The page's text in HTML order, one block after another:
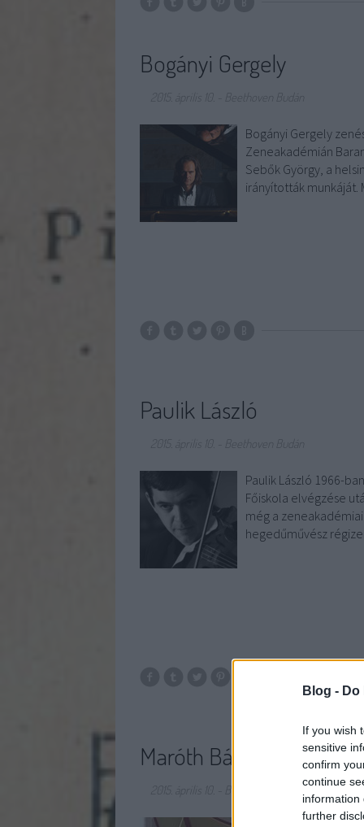
Blog -
If you wish
sensitive
confirm
continue
information
further
Bogányi Gergely
Bogányi Gergely
Zeneakadémián
Sebők György, a
irányították
Paulik László
Paulik László 1966-
Főiskola elvégzése
még a
hegedűművész
Maróth Bálint
Beethoven Budán